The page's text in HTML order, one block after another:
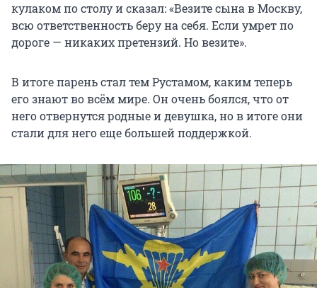
кулаком по столу и сказал: «Везите сына в Москву,
всю ответственность беру на себя. Если умрет по
дороге — никаких претензий. Но везите».
В итоге парень стал тем Рустамом, каким теперь
его знают во всём мире. Он очень боялся, что от
него отвернутся родные и девушка, но в итоге они
стали для него еще большей поддержкой.